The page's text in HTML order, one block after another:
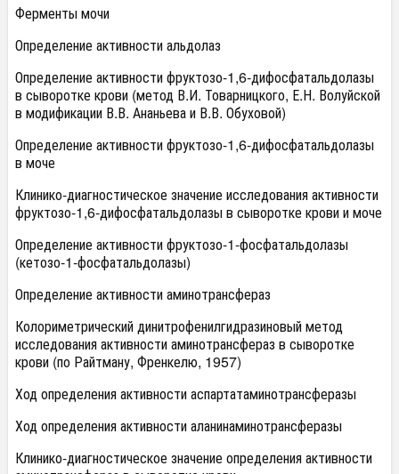
Ферменты мочи
Определение активности альдолаз
Определение активности фруктозо-1,6-дифосфатальдолазы
в сыворотке крови (метод В.И. Товарницкого, Е.Н. Волуйской
в модификации В.В. Ананьева и В.В. Обуховой)
Определение активности фруктозо-1,6-дифосфатальдолазы
в моче
Клинико-диагностическое значение исследования активности
фруктозо-1,6-дифосфатальдолазы в сыворотке крови и моче
Определение активности фруктозо-1-фосфатальдолазы
(кетозо-1-фосфатальдолазы)
Определение активности аминотрансфераз
Колориметрический динитрофенилгидразиновый метод
исследования активности аминотрансфераз в сыворотке
крови (по Райтману, Френкелю, 1957)
Ход определения активности аспартатаминотрансферазы
Ход определения активности аланинаминотрансферазы
Клинико-диагностическое значение определения активности